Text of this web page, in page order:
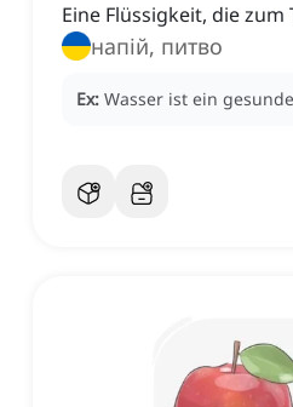
Eine Flüssigkeit, die
напій, питво
Ex: Wasser ist ein